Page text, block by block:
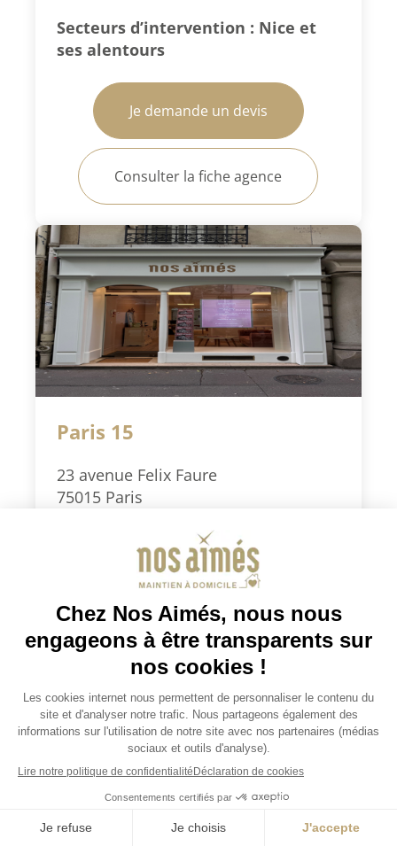
Je demande un devis JOBS / EMPLOIS
Secteurs d’intervention : Nice et
ses alentours
Je demande un devis
Consulter la fiche agence
Paris 15
23 avenue Felix Faure
75015 Paris
paris15@nosaimes.fr
Secteurs d’intervention : Paris Sud
(5e, 6e, 7e, 13e, 14e, 15e) et 92 Sud
(Montrouge, Clamart, Vanves,
Malakoff, Châtillon)
Je demande un devis
Consulter la fiche agence